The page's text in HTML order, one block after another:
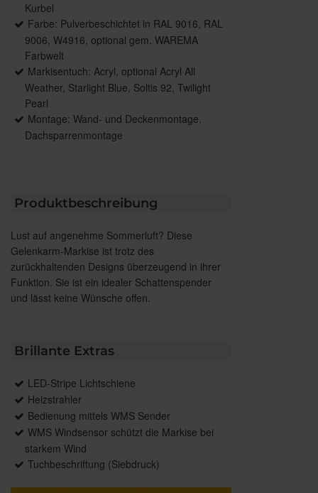
Kurbel
Farbe: Pulverbeschichtet in RAL 9016, RAL
9006, W4916, optional gem. WAREMA
Farbwelt
Markisentuch: Acryl, optional Acryl All
Weather, Starlight Blue, Soltis 92, Twilight
Pearl
Montage: Wand- und Deckenmontage,
Dachsparrenmontage
Produktbeschreibung
Lust auf angenehme Sommerluft? Diese
Gelenkarm-Markise ist trotz des
zurückhaltenden Designs überzeugend in ihrer
Funktion. Sie ist ein idealer Schattenspender
und lässt keine Wünsche offen.
Brillante Extras
LED-Stripe Lichtschiene
Heizstrahler
Bedienung mittels WMS Sender
WMS Windsensor schützt die Markise bei
starkem Wind
Tuchbeschriftung (Siebdruck)